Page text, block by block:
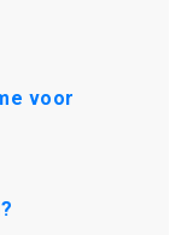
voor